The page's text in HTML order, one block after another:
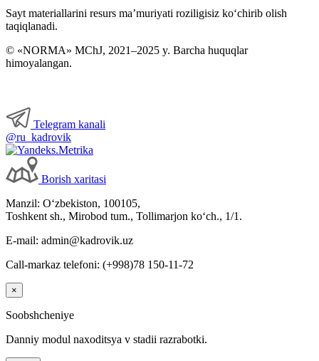
Sayt materiallarini resurs ma’muriyati roziligisiz koʻchirib olish
taqiqlanadi.
© «NORMA» MChJ, 2021–2025 y. Barcha huquqlar
himoyalangan.
Telegram kanali
@ru_kadrovik
Borish хaritasi
Manzil: Oʻzbekiston, 100105,
Toshkent sh., Mirobod tum., Tollimarjon koʻch., 1/1.
E-mail: admin@kadrovik.uz
Call-markaz telefoni: (+998)78 150-11-72
×
Soobshcheniye
Danniy modul naхoditsya v stadii razrabotki.